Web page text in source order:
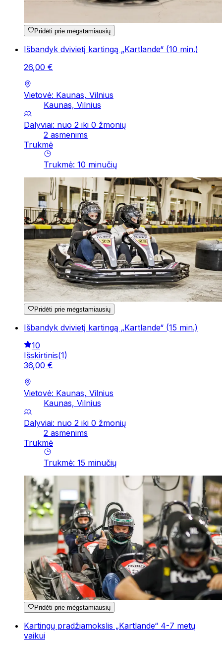
Pridėti prie mėgstamiausių
Išbandyk dvivietį kartingą „Kartlande“ (10 min.)
26,00 €
Vietovė: Kaunas, Vilnius
Kaunas, Vilnius
Dalyviai: nuo 2 iki 0 žmonių
2 asmenims
Trukmė
Trukmė: 10 minučių
Pridėti prie mėgstamiausių
Išbandyk dvivietį kartingą „Kartlande“ (15 min.)
10
Išskirtinis(1)
36,00 €
Vietovė: Kaunas, Vilnius
Kaunas, Vilnius
Dalyviai: nuo 2 iki 0 žmonių
2 asmenims
Trukmė
Trukmė: 15 minučių
Pridėti prie mėgstamiausių
Kartingų pradžiamokslis „Kartlande“ 4-7 metų
vaikui